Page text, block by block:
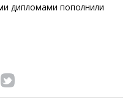
дипломами пополнили